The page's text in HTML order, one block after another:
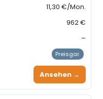
11,30 €/Mon.
962 €
–
Preisgar.
Ansehen →